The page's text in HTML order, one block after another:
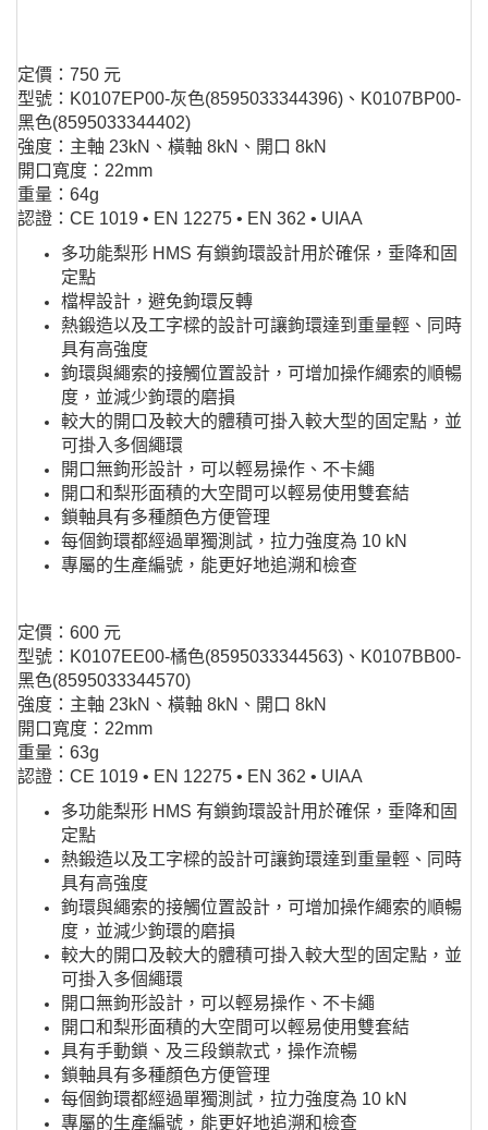
定價：750 元
型號：K0107EP00-灰色(8595033344396)、K0107BP00-
黑色(8595033344402)
強度：主軸 23kN、橫軸 8kN、開口 8kN
開口寬度：22mm
重量：64g
認證：CE 1019 • EN 12275 • EN 362 • UIAA
多功能梨形 HMS 有鎖鉤環設計用於確保，垂降和固
定點
檔桿設計，避免鉤環反轉
熱鍛造以及工字樑的設計可讓鉤環達到重量輕、同時
具有高強度
鉤環與繩索的接觸位置設計，可增加操作繩索的順暢
度，並減少鉤環的磨損
較大的開口及較大的體積可掛入較大型的固定點，並
可掛入多個繩環
開口無鉤形設計，可以輕易操作、不卡繩
開口和梨形面積的大空間可以輕易使用雙套結
鎖軸具有多種顏色方便管理
每個鉤環都經過單獨測試，拉力強度為 10 kN
專屬的生產編號，能更好地追溯和檢查
定價：600 元
型號：K0107EE00-橘色(8595033344563)、K0107BB00-
黑色(8595033344570)
強度：主軸 23kN、橫軸 8kN、開口 8kN
開口寬度：22mm
重量：63g
認證：CE 1019 • EN 12275 • EN 362 • UIAA
多功能梨形 HMS 有鎖鉤環設計用於確保，垂降和固
定點
熱鍛造以及工字樑的設計可讓鉤環達到重量輕、同時
具有高強度
鉤環與繩索的接觸位置設計，可增加操作繩索的順暢
度，並減少鉤環的磨損
較大的開口及較大的體積可掛入較大型的固定點，並
可掛入多個繩環
開口無鉤形設計，可以輕易操作、不卡繩
開口和梨形面積的大空間可以輕易使用雙套結
具有手動鎖、及三段鎖款式，操作流暢
鎖軸具有多種顏色方便管理
每個鉤環都經過單獨測試，拉力強度為 10 kN
專屬的生產編號，能更好地追溯和檢查